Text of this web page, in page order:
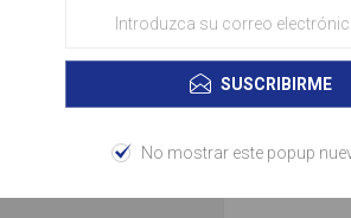
•
• Todos
SUSCRIBIRME
No mostrar este popup